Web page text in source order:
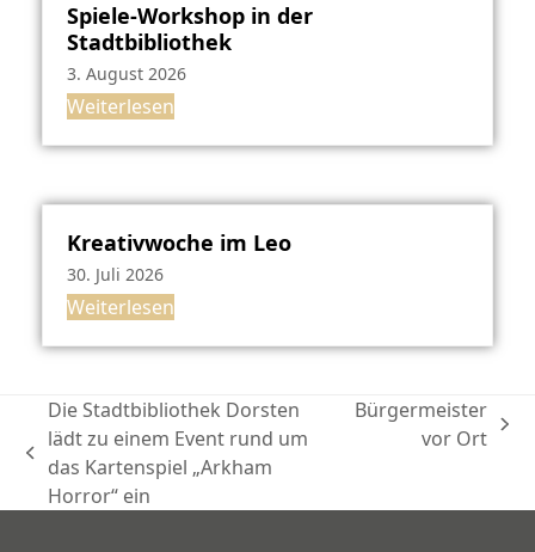
Spiele-Workshop in der
Stadtbibliothek
3. August 2026
Weiterlesen
Kreativwoche im Leo
30. Juli 2026
Weiterlesen
vorheriger
Beitrag:
Die Stadtbibliothek Dorsten
lädt zu einem Event rund um
das Kartenspiel „Arkham
Horror“ ein
Nächster
Bürgermeister
vor Ort